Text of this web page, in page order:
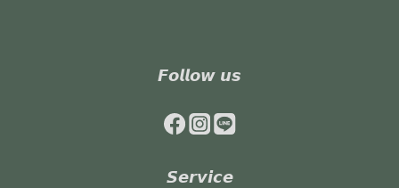
𝙁𝙤𝙡𝙡𝙤𝙬 𝙪𝙨
𝙎𝙚𝙧𝙫𝙞𝙘𝙚